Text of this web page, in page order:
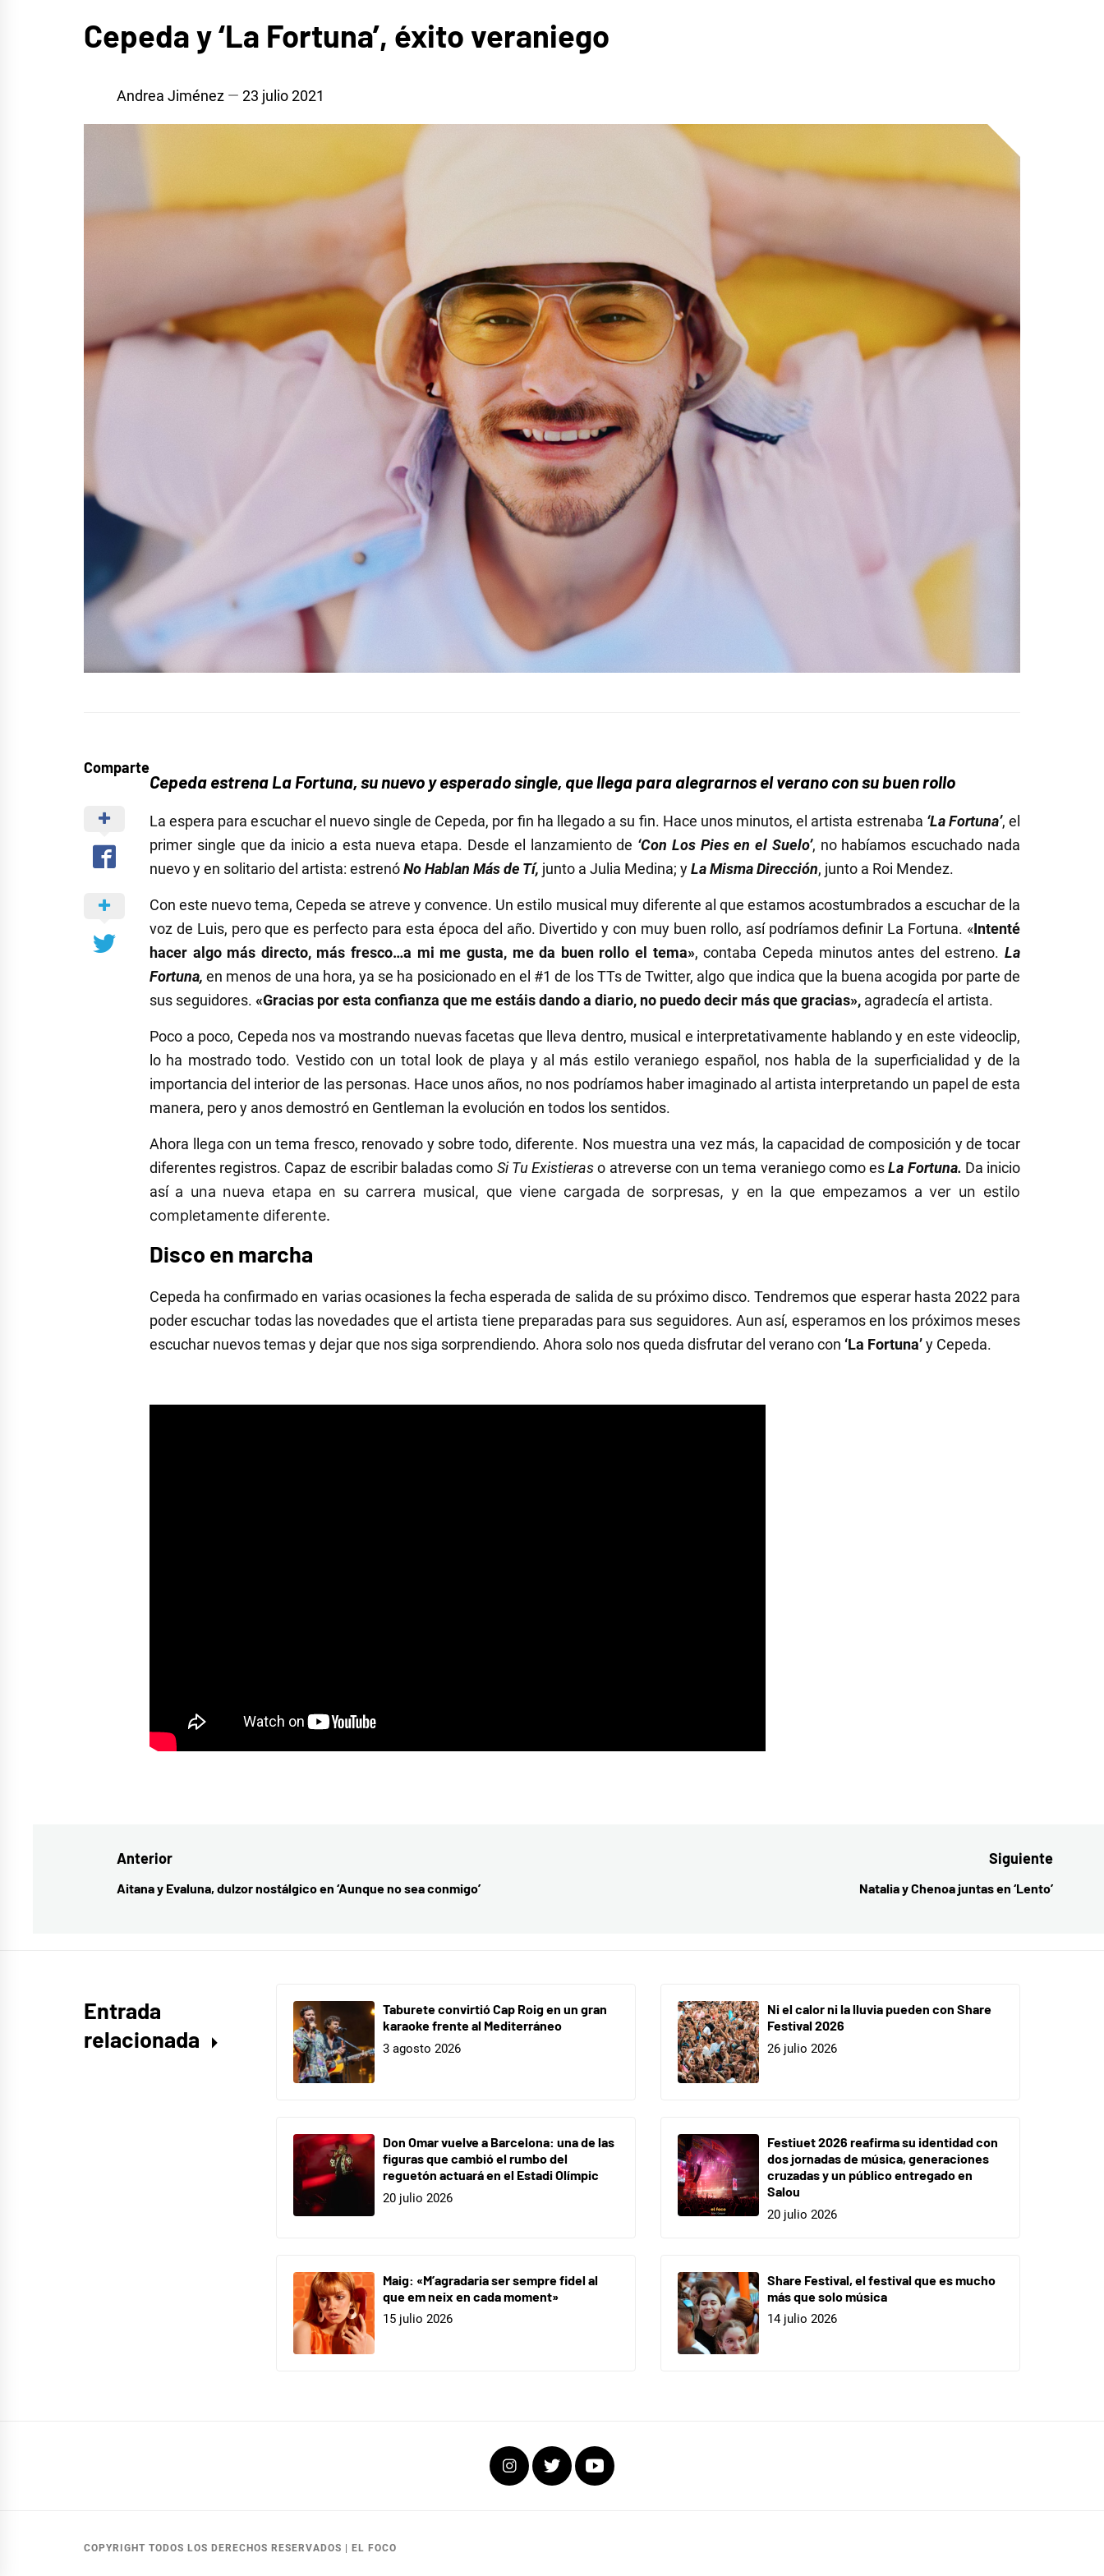
Cepeda y ‘La Fortuna’, éxito veraniego
Andrea Jiménez 23 julio 2021
Comparte
Cepeda estrena La Fortuna, su nuevo y esperado single, que llega para alegrarnos el verano con su buen rollo
La espera para escuchar el nuevo single de Cepeda, por fin ha llegado a su fin. Hace unos minutos, el artista estrenaba ‘La Fortuna’, el
primer single que da inicio a esta nueva etapa. Desde el lanzamiento de ‘Con Los Pies en el Suelo’, no habíamos escuchado nada
nuevo y en solitario del artista: estrenóNo Hablan Más de Tí, junto a Julia Medina; yLa Misma Dirección, junto a Roi Mendez.
Con este nuevo tema, Cepeda se atreve y convence. Un estilo musical muy diferente al que estamos acostumbrados a escuchar de la
voz de Luis, pero que es perfecto para esta época del año. Divertido y con muy buen rollo, así podríamos definir La Fortuna. «Intenté
hacer algo más directo, más fresco…a mi me gusta, me da buen rollo el tema», contaba Cepeda minutos antes del estreno.La
Fortuna,en menos de una hora, ya se ha posicionado en el #1 de los TTs de Twitter, algo que indica que la buena acogida por parte de
sus seguidores. «Gracias por esta confianza que me estáis dando a diario, no puedo decir más que gracias», agradecía el artista.
Poco a poco, Cepeda nos va mostrando nuevas facetas que lleva dentro, musical e interpretativamente hablando y en este videoclip,
lo ha mostrado todo. Vestido con un total look de playa y al más estilo veraniego español, nos habla de la superficialidad y de la
importancia del interior de las personas. Hace unos años, no nos podríamos haber imaginado al artista interpretando un papel de esta
manera, pero y anos demostró en Gentleman la evolución en todos los sentidos.
Ahora llega con un tema fresco, renovado y sobre todo, diferente. Nos muestra una vez más, la capacidad de composición y de tocar
diferentes registros. Capaz de escribir baladas como Si Tu Existieraso atreverse con un tema veraniego como esLa Fortuna. Da inicio
así a una nueva etapa en su carrera musical, que viene cargada de sorpresas, y en la que empezamos a ver un estilo
completamente diferente.
Disco en marcha
Cepeda ha confirmado en varias ocasiones la fecha esperada de salida de su próximo disco. Tendremos que esperar hasta 2022 para
poder escuchar todas las novedades que el artista tiene preparadas para sus seguidores. Aun así, esperamos en los próximos meses
escuchar nuevos temas y dejar que nos siga sorprendiendo. Ahora solo nos queda disfrutar del verano con ‘La Fortuna’y Cepeda.
Cepeda
single,
Navegación
de
Anterior
Entrada
Aitana y Evaluna, dulzor nostálgico en ‘Aunque no sea conmigo’
Siguiente
Entrada
Natalia y Chenoa juntas en ‘Lento’
Entrada
relacionada
Taburete convirtió Cap Roig en un gran
karaoke frente al Mediterráneo
3 agosto 2026
Ni el calor ni la lluvia pueden con Share
Festival 2026
26 julio 2026
Don Omar vuelve a Barcelona: una de las
figuras que cambió el rumbo del
reguetón actuará en el Estadi Olímpic
20 julio 2026
Festiuet 2026 reafirma su identidad con
dos jornadas de música, generaciones
cruzadas y un público entregado en
Salou
20 julio 2026
Maig: «M’agradaria ser sempre fidel al
que em neix en cada moment»
15 julio 2026
Share Festival, el festival que es mucho
más que solo música
14 julio 2026
InstagramTwitterYoutube
COPYRIGHT TODOS LOS DERECHOS RESERVADOS EL FOCO